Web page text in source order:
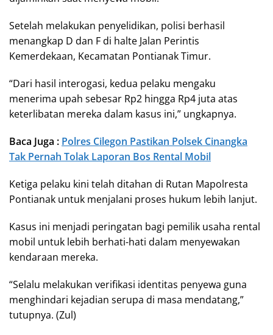
Setelah melakukan penyelidikan, polisi berhasil
menangkap D dan F di halte Jalan Perintis
Kemerdekaan, Kecamatan Pontianak Timur.
“Dari hasil interogasi, kedua pelaku mengaku
menerima upah sebesar Rp2 hingga Rp4 juta atas
keterlibatan mereka dalam kasus ini,” ungkapnya.
Baca Juga : Polres Cilegon Pastikan Polsek Cinangka
Tak Pernah Tolak Laporan Bos Rental Mobil
Ketiga pelaku kini telah ditahan di Rutan Mapolresta
Pontianak untuk menjalani proses hukum lebih lanjut.
Kasus ini menjadi peringatan bagi pemilik usaha rental
mobil untuk lebih berhati-hati dalam menyewakan
kendaraan mereka.
“Selalu melakukan verifikasi identitas penyewa guna
menghindari kejadian serupa di masa mendatang,”
tutupnya. (Zul)